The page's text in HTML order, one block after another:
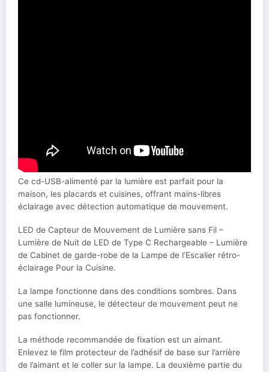
Ce cd-USB-alimenté par la lumière est parfait pour la
maison, les placards et cuisines, offrant mains-libres
éclairage avec détection automatique de mouvement.
LED de Capteur de Mouvement de Lumière sans Fil –
Lumière de Nuit de LED de Type C Rechargeable – Lumière
de Cabinet de garde-robe de la Lampe de l’Escalier rétro-
éclairage Pour la Cuisine.
La lampe fonctionne dans des conditions sombres. Dans
une salle lumineuse, le détecteur de mouvement peut ne
pas fonctionner.
La méthode recommandée de fixation est un aimant.
Enlevez le film protecteur de l’adhésif de base sur l’arrière
de l’aimant et le coller sur la lampe. La deuxième partie du